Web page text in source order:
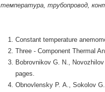
температура, трубопровод,
Constant temperature
Three - Component Thermal
Bobrovnikov G. N.,
pages.
Obnovlensky P. A., Sokolov